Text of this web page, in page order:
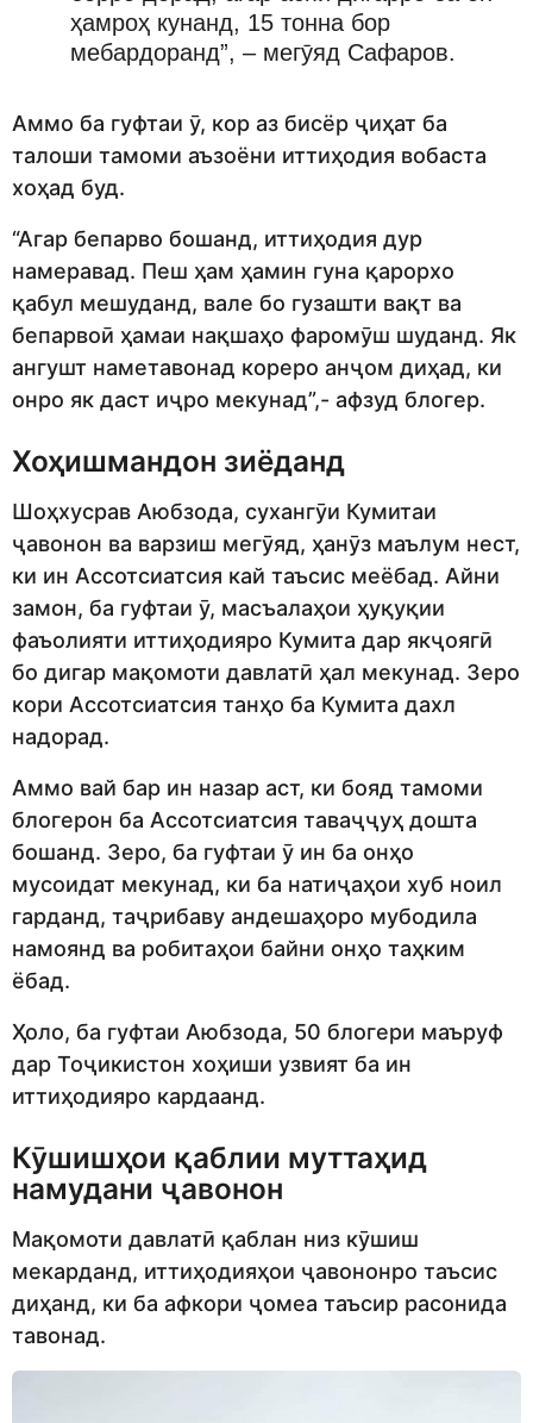
ҳамроҳ кунанд, 15 тонна бор
мебардоранд”, – мегӯяд Сафаров.
Аммо ба гуфтаи ӯ, кор аз бисёр ҷиҳат ба
талоши тамоми аъзоёни иттиҳодия вобаста
хоҳад буд.
“Агар бепарво бошанд, иттиҳодия дур
намеравад. Пеш ҳам ҳамин гуна қарорхо
қабул мешуданд, вале бо гузашти вақт ва
бепарвоӣ ҳамаи нақшаҳо фаромӯш шуданд. Як
ангушт наметавонад кореро анҷом диҳад, ки
онро як даст иҷро мекунад”,- афзуд блогер.
Хоҳишмандон зиёданд
Шоҳхусрав Аюбзода, сухангӯи Кумитаи
ҷавонон ва варзиш мегӯяд, ҳанӯз маълум нест,
ки ин Ассотсиатсия кай таъсис меёбад. Айни
замон, ба гуфтаи ӯ, масъалаҳои ҳуқуқии
фаъолияти иттиҳодияро Кумита дар якҷоягӣ
бо дигар мақомоти давлатӣ ҳал мекунад. Зеро
кори Ассотсиатсия танҳо ба Кумита дахл
надорад.
Аммо вай бар ин назар аст, ки бояд тамоми
блогерон ба Ассотсиатсия таваҷҷуҳ дошта
бошанд. Зеро, ба гуфтаи ӯ ин ба онҳо
мусоидат мекунад, ки ба натиҷаҳои хуб ноил
гарданд, таҷрибаву андешаҳоро мубодила
намоянд ва робитаҳои байни онҳо таҳким
ёбад.
Ҳоло, ба гуфтаи Аюбзода, 50 блогери маъруф
дар Тоҷикистон хоҳиши узвият ба ин
иттиҳодияро кардаанд.
Кӯшишҳои қаблии муттаҳид
намудани ҷавонон
Мақомоти давлатӣ қаблан низ кӯшиш
мекарданд, иттиҳодияҳои ҷавононро таъсис
диҳанд, ки ба афкори ҷомеа таъсир расонида
тавонад.